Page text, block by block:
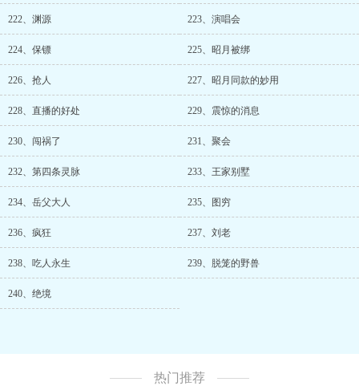
222、渊源 223、演唱会
224、保镖 225、昭月被绑
226、抢人 227、昭月同款的妙用
228、直播的好处 229、震惊的消息
230、闯祸了 231、聚会
232、第四条灵脉 233、王家别墅
234、岳父大人 235、图穷
236、疯狂 237、刘老
238、吃人永生 239、脱笼的野兽
240、绝境
热门推荐